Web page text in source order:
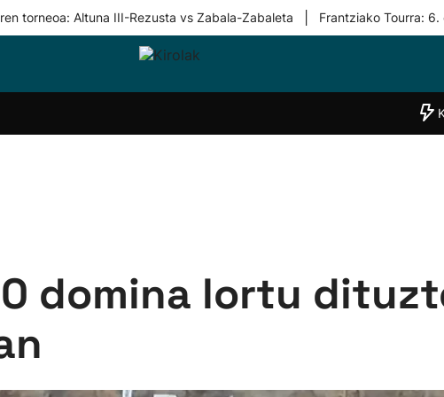
torneoa: Altuna III-Rezusta vs Zabala-Zabaleta Frantziako Tourra: 6.
Taldeak
domina lortu